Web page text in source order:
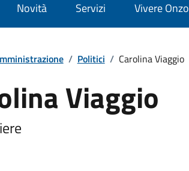
Novità Servizi Vivere Onzo
/ Politici / Carolina Viaggio
Viaggio